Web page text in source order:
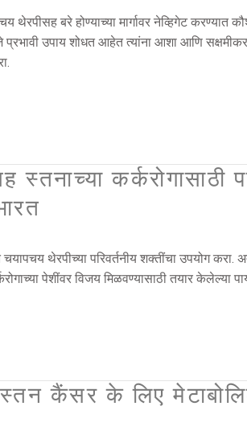
थेरपीसह बरे होण्याच्या मार्गावर नेव्हिगेट करण्यात
प्रभावी उपाय शोधत आहेत त्यांना आशा आणि
स्तनाच्या कर्करोगासाठी
चयापचय थेरपीच्या परिवर्तनीय शक्तींचा उपयोग
पेशींवर विजय मिळवण्यासाठी तयार केलेल्या
कैंसर के लिए